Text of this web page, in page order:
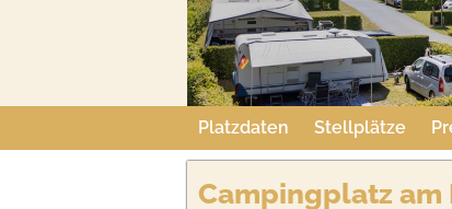
Platzdaten Stellplätze
Campingplatz am